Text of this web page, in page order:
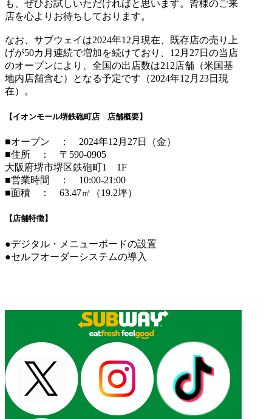
も、ぜひお試しいただければと思います。皆様のご来
店を心よりお待ちしております。
なお、サブウェイは2024年12月現在、既存店の売り上
げが50カ月連続で増加を続けており、12月27日の当店
のオープンにより、全国の出店数は212店舗（米国基
地内店舗含む）となる予定です（2024年12月23日現
在）。
【イオンモール堺鉄砲町店 店舗概要】
■オープン ： 2024年12月27日（金）
■住所 ： 〒590-0905
大阪府堺市堺区鉄砲町1 1F
■営業時間 ： 10:00-21:00
■面積 ： 63.47㎡（19.2坪）
【店舗特徴】
●デジタル・メニューボードの設置
●セルフオーダーシステムの導入